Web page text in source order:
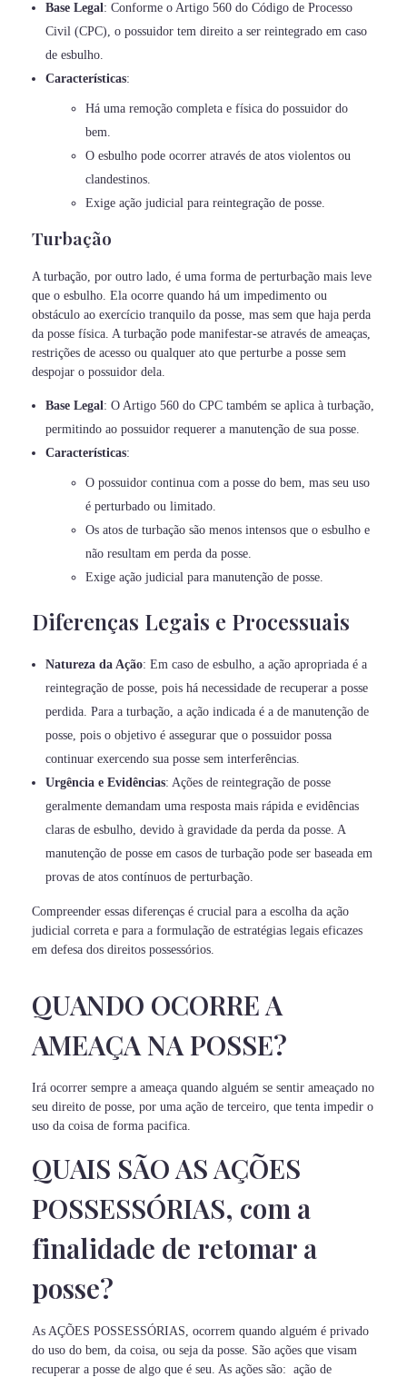
Base Legal: Conforme o Artigo 560 do Código de Processo
Civil (CPC), o possuidor tem direito a ser reintegrado em caso
de esbulho.
Características:
Há uma remoção completa e física do possuidor do
bem.
O esbulho pode ocorrer através de atos violentos ou
clandestinos.
Exige ação judicial para reintegração de posse.
Turbação
A turbação, por outro lado, é uma forma de perturbação mais leve
que o esbulho. Ela ocorre quando há um impedimento ou
obstáculo ao exercício tranquilo da posse, mas sem que haja perda
da posse física. A turbação pode manifestar-se através de ameaças,
restrições de acesso ou qualquer ato que perturbe a posse sem
despojar o possuidor dela.
Base Legal: O Artigo 560 do CPC também se aplica à turbação,
permitindo ao possuidor requerer a manutenção de sua posse.
Características:
O possuidor continua com a posse do bem, mas seu uso
é perturbado ou limitado.
Os atos de turbação são menos intensos que o esbulho e
não resultam em perda da posse.
Exige ação judicial para manutenção de posse.
Diferenças Legais e Processuais
Natureza da Ação: Em caso de esbulho, a ação apropriada é a
reintegração de posse, pois há necessidade de recuperar a posse
perdida. Para a turbação, a ação indicada é a de manutenção de
posse, pois o objetivo é assegurar que o possuidor possa
continuar exercendo sua posse sem interferências.
Urgência e Evidências: Ações de reintegração de posse
geralmente demandam uma resposta mais rápida e evidências
claras de esbulho, devido à gravidade da perda da posse. A
manutenção de posse em casos de turbação pode ser baseada em
provas de atos contínuos de perturbação.
Compreender essas diferenças é crucial para a escolha da ação
judicial correta e para a formulação de estratégias legais eficazes
em defesa dos direitos possessórios.
QUANDO OCORRE A
AMEAÇA NA POSSE?
Irá ocorrer sempre a ameaça quando alguém se sentir ameaçado no
seu direito de posse, por uma ação de terceiro, que tenta impedir o
uso da coisa de forma pacifica.
QUAIS SÃO AS AÇÕES
POSSESSÓRIAS, com a
finalidade de retomar a
posse?
As AÇÕES POSSESSÓRIAS, ocorrem quando alguém é privado
do uso do bem, da coisa, ou seja da posse. São ações que visam
recuperar a posse de algo que é seu. As ações são: ação de